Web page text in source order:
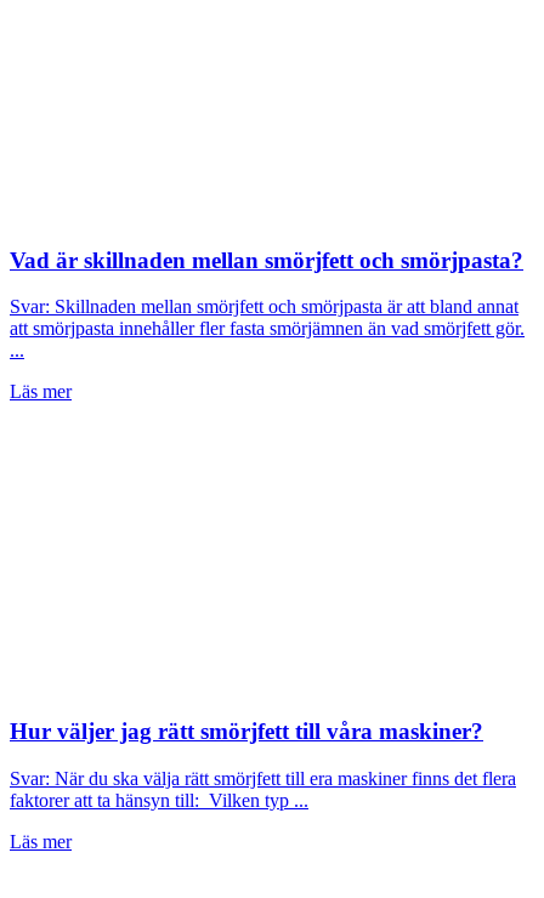
Vad är skillnaden mellan smörjfett och smörjpasta?
Svar: Skillnaden mellan smörjfett och smörjpasta är att bland annat
att smörjpasta innehåller fler fasta smörjämnen än vad smörjfett gör.
...
Läs mer
Hur väljer jag rätt smörjfett till våra maskiner?
Svar: När du ska välja rätt smörjfett till era maskiner finns det flera
faktorer att ta hänsyn till: Vilken typ ...
Läs mer